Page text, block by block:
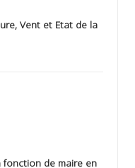
Vent et Etat de la
fonction de maire en